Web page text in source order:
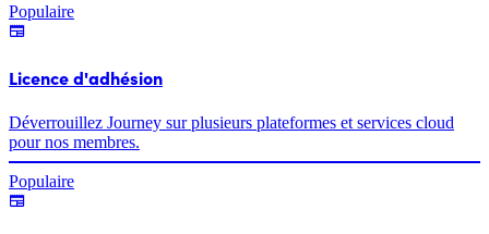
Populaire
Licence d'adhésion
Déverrouillez Journey sur plusieurs plateformes et services cloud
pour nos membres.
Populaire